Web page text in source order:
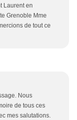
Laurent en
Grenoble Mme
de tout ce
Nous
de tous ces
mes salutations.